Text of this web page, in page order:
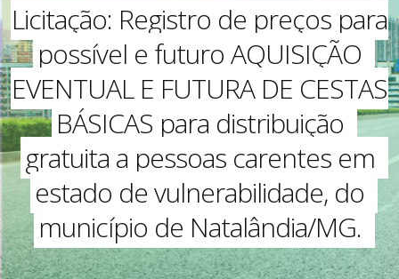
Licitação: Registro de preços para
possível e futuro AQUISIÇÃO
EVENTUAL E FUTURA DE CESTAS
BÁSICAS para distribuição
gratuita a pessoas carentes em
estado de vulnerabilidade, do
município de Natalândia/MG.